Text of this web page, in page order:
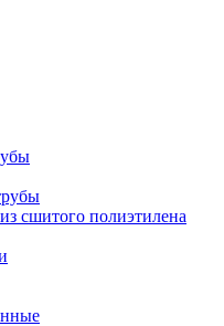
сшитого полиэтилена